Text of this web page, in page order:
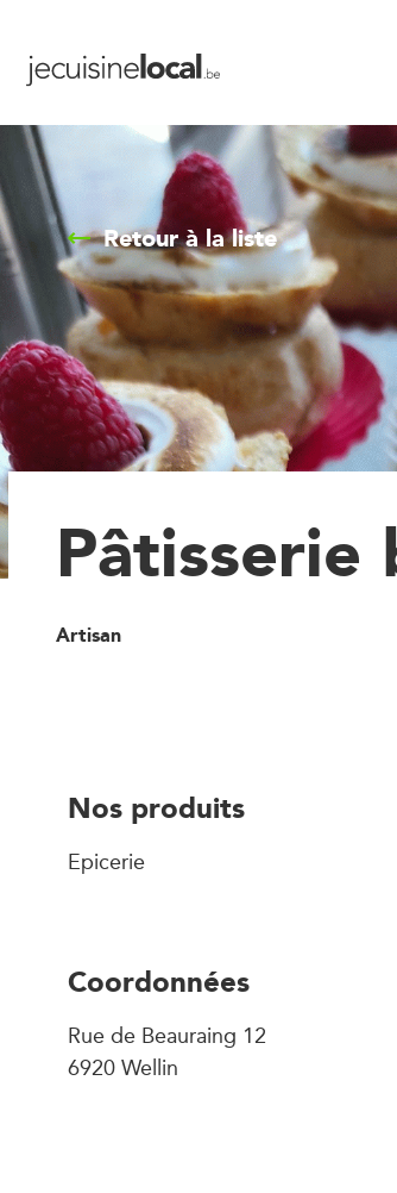
Retour à la liste
Artisan
Nos produits
Epicerie
Coordonnées
Rue de Beauraing 12
6920 Wellin